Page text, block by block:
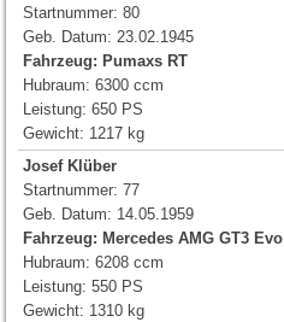
Startnummer: 80
Geb. Datum: 23.02.1945
Fahrzeug: Pumaxs RT
Hubraum: 6300 ccm
Leistung: 650 PS
Gewicht: 1217 kg
Josef Klüber
Startnummer: 77
Geb. Datum: 14.05.1959
Fahrzeug: Mercedes AMG GT3 Evo
Hubraum: 6208 ccm
Leistung: 550 PS
Gewicht: 1310 kg